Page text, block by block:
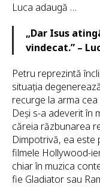
Luca adaugă …
„Dar Isus
vindecat.” –
Petru reprezintă
situația
recurge la arma
Deși s-a adeverit în
căreia răzbunarea
Dimpotrivă, ea este
filmele Hollywood-
chiar în muzica
fie Gladiator sau